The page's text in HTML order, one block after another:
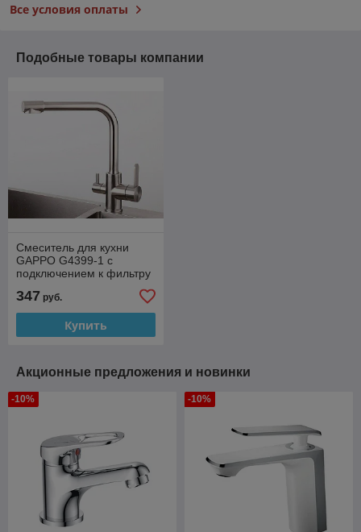
Все условия оплаты
Подобные товары компании
Смеситель для кухни
GAPPO G4399-1 с
подключением к фильтру
347 руб.
Купить
Акционные предложения и новинки
-10% -10%